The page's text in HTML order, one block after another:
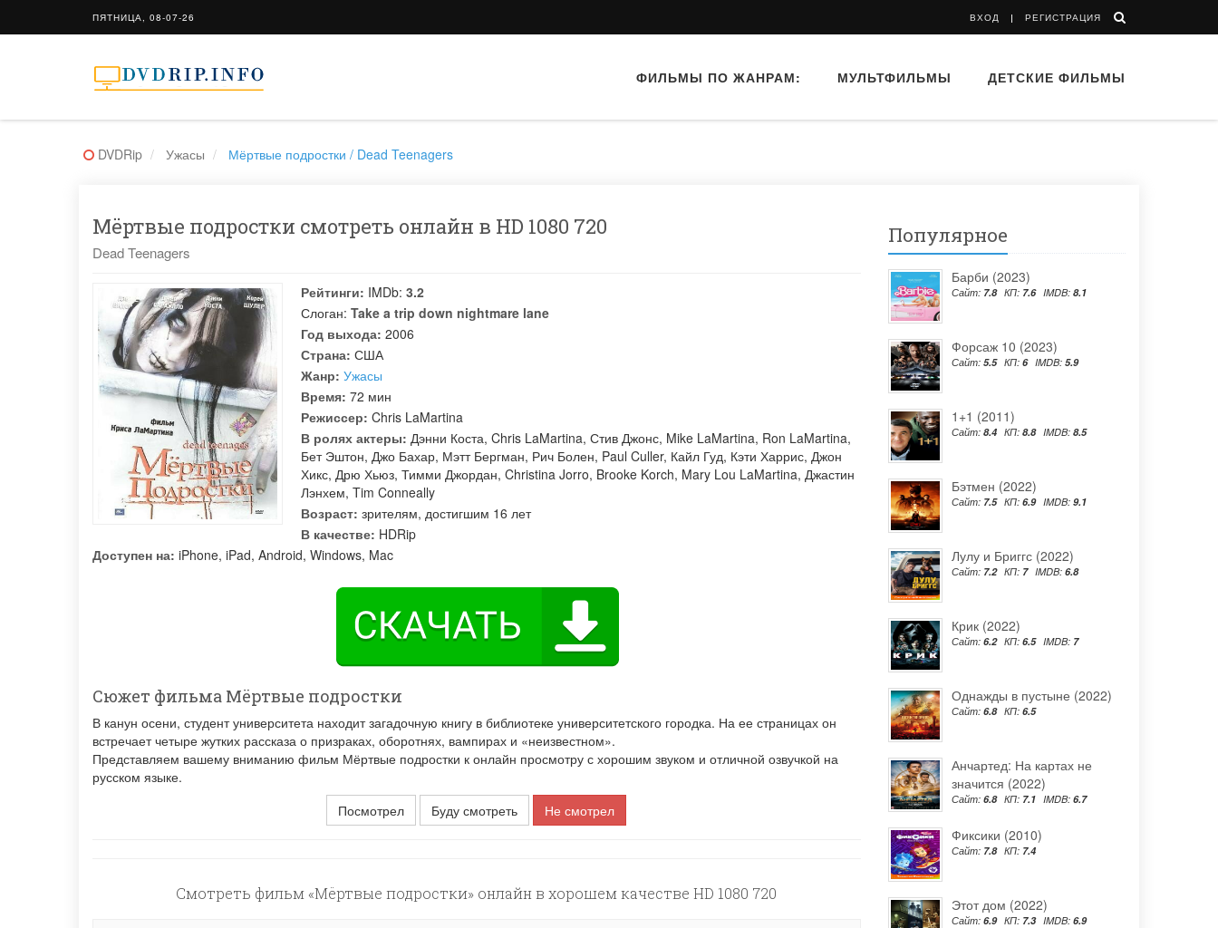
ПЯТНИЦА, 08-07-26 ВХОД РЕГИСТРАЦИЯ
ФИЛЬМЫ ПО ЖАНРАМ: МУЛЬТФИЛЬМЫ ДЕТСКИЕ ФИЛЬМЫ
DVDRip Ужасы Мёртвые подростки / Dead Teenagers
Мёртвые подростки смотреть онлайн в HD 1080 720
Dead Teenagers
Рейтинги: IMDb: 3.2
Слоган: Take a trip down nightmare lane
Год выхода: 2006
Страна: США
Жанр: Ужасы
Время: 72 мин
Режиссер: Chris LaMartina
В ролях актеры: Дэнни Коста, Chris LaMartina, Стив Джонс, Mike LaMartina, Ron LaMartina,
Бет Эштон, Джо Бахар, Мэтт Бергман, Рич Болен, Paul Culler, Кайл Гуд, Кэти Харрис, Джон
Хикс, Дрю Хьюз, Тимми Джордан, Christina Jorro, Brooke Korch, Mary Lou LaMartina, Джастин
Лэнхем, Tim Conneally
Возраст: зрителям, достигшим 16 лет
В качестве: HDRip
Доступен на: iPhone, iPad, Android, Windows, Mac
Сюжет фильма Мёртвые подростки
В канун осени, студент университета находит загадочную книгу в библиотеке университетского городка. На ее страницах он
встречает четыре жутких рассказа о призраках, оборотнях, вампирах и «неизвестном».
Представляем вашему вниманию фильм Мёртвые подростки к онлайн просмотру с хорошим звуком и отличной озвучкой на
русском языке.
Посмотрел
Буду смотреть Не смотрел
Смотреть фильм «Мёртвые подростки» онлайн в хорошем качестве HD 1080 720
Популярное
Барби (2023)
Сайт: 7.8 КП: 7.6 IMDB: 8.1
Форсаж 10 (2023)
Сайт: 5.5 КП: 6 IMDB: 5.9
1+1 (2011)
Сайт: 8.4 КП: 8.8 IMDB: 8.5
Бэтмен (2022)
Сайт: 7.5 КП: 6.9 IMDB: 9.1
Лулу и Бриггс (2022)
Сайт: 7.2 КП: 7 IMDB: 6.8
Крик (2022)
Сайт: 6.2 КП: 6.5 IMDB: 7
Однажды в пустыне (2022)
Сайт: 6.8 КП: 6.5
Анчартед: На картах не
значится (2022)
Сайт: 6.8 КП: 7.1 IMDB: 6.7
Фиксики (2010)
Сайт: 7.8 КП: 7.4
Этот дом (2022)
Сайт: 6.9 КП: 7.3 IMDB: 6.9